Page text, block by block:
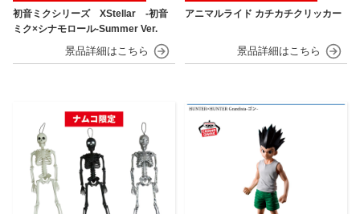
初音ミクシリーズ XStellar ‐初音
ミク×シナモロール‐Summer Ver.
アニマルライド カチカチクリッカー